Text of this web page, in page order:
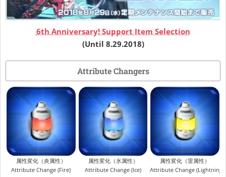
6th Anniversary! Support Item Selection
(Until 8.29.2018)
Attribute Changers
属性変化（炎属性）
Attribute Change (Fire)
属性変化（氷属性）
Attribute Change (Ice)
属性変化（雷属性）
Attribute Change (Lightning)